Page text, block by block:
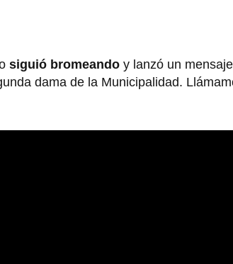
siguió bromeando y lanzó un
dama de la Municipalidad.